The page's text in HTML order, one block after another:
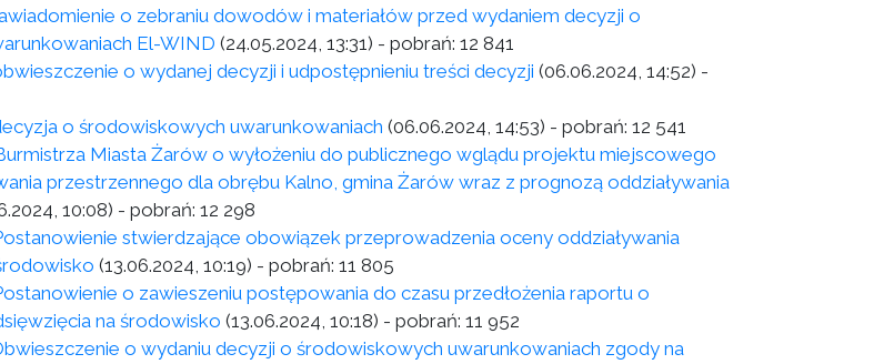
o zebraniu dowodów i materiałów przed wydaniem decyzji o
El-WIND (24.05.2024, 13:31) - pobrań: 12 841
o wydanej decyzji i udpostępnieniu treści decyzji (06.06.2024, 14:52) -
o środowiskowych uwarunkowaniach (06.06.2024, 14:53) - pobrań: 12 541
Miasta Żarów o wyłożeniu do publicznego wglądu projektu miejscowego
przestrzennego dla obrębu Kalno, gmina Żarów wraz z prognozą oddziaływania
10:08) - pobrań: 12 298
stwierdzające obowiązek przeprowadzenia oceny oddziaływania
(13.06.2024, 10:19) - pobrań: 11 805
o zawieszeniu postępowania do czasu przedłożenia raportu o
na środowisko (13.06.2024, 10:18) - pobrań: 11 952
o wydaniu decyzji o środowiskowych uwarunkowaniach zgody na